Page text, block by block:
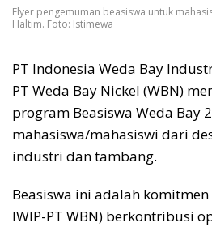
Flyer pengemuman beasiswa untuk
Haltim. Foto: Istimewa
PT Indonesia Weda Bay
PT Weda Bay Nickel (WBN)
program Beasiswa Weda Bay
mahasiswa/mahasiswi dari
industri dan tambang.
Beasiswa ini adalah komitmen
IWIP-PT WBN) berkontribusi